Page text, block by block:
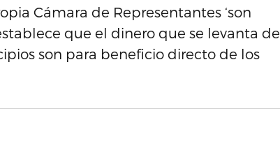
Cámara de Representantes ‘son
que el dinero que se levanta de
son para beneficio directo de los